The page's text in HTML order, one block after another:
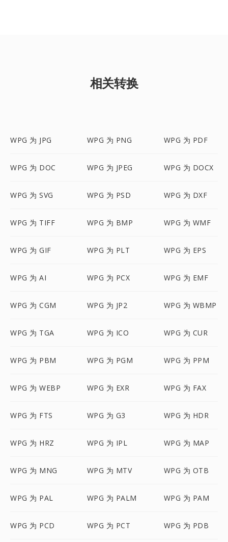
相关转换
WPG 为 JPG WPG 为 PNG WPG 为 PDF
WPG 为 DOC WPG 为 JPEG WPG 为 DOCX
WPG 为 SVG WPG 为 PSD WPG 为 DXF
WPG 为 TIFF WPG 为 BMP WPG 为 WMF
WPG 为 GIF WPG 为 PLT WPG 为 EPS
WPG 为 AI WPG 为 PCX WPG 为 EMF
WPG 为 CGM WPG 为 JP2 WPG 为 WBMP
WPG 为 TGA WPG 为 ICO WPG 为 CUR
WPG 为 PBM WPG 为 PGM WPG 为 PPM
WPG 为 WEBP WPG 为 EXR WPG 为 FAX
WPG 为 FTS WPG 为 G3 WPG 为 HDR
WPG 为 HRZ WPG 为 IPL WPG 为 MAP
WPG 为 MNG WPG 为 MTV WPG 为 OTB
WPG 为 PAL WPG 为 PALM WPG 为 PAM
WPG 为 PCD WPG 为 PCT WPG 为 PDB